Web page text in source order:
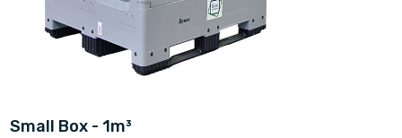
Small Box - 1m³